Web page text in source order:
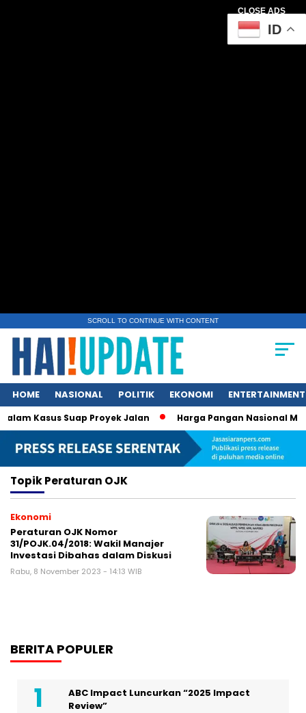
CLOSE ADS
SCROLL TO CONTINUE WITH CONTENT
HOME NASIONAL POLITIK EKONOMI ENTERTAINMENT
Kasus Suap Proyek Jalan Harga Pangan Nasional
TopikPeraturan OJK
Ekonomi
Peraturan OJK Nomor
31/POJK.04/2018: Wakil Manajer
Investasi Dibahas dalam Diskusi
Rabu, 8 November 2023 - 14:13 WIB
BERITA POPULER
ABC Impact Luncurkan “2025 Impact
Review”
ID